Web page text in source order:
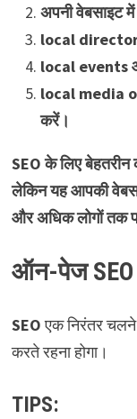
अपनी वेबसाइट
local
local events
local media
करें।
SEO के लिए
लेकिन यह आपकी
और अधिक लोगों तक
ऑन-पेज SEO
SEOएक निरंतर चलने
करते रहना होगा।
TIPS: